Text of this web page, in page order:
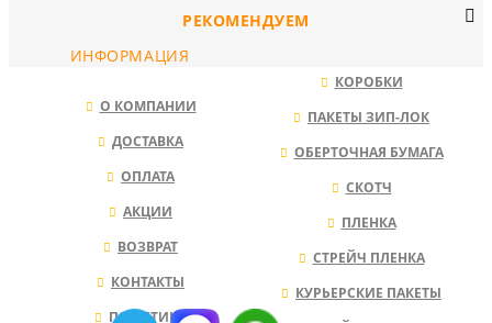
РЕКОМЕНДУЕМ
КОРОБКИ
ПАКЕТЫ ЗИП-ЛОК
ОБЕРТОЧНАЯ БУМАГА
СКОТЧ
ПЛЕНКА
СТРЕЙЧ ПЛЕНКА
КУРЬЕРСКИЕ ПАКЕТЫ
ИНФОРМАЦИЯ
О КОМПАНИИ
ДОСТАВКА
ОПЛАТА
АКЦИИ
ВОЗВРАТ
КОНТАКТЫ
ПОЛИТИКА